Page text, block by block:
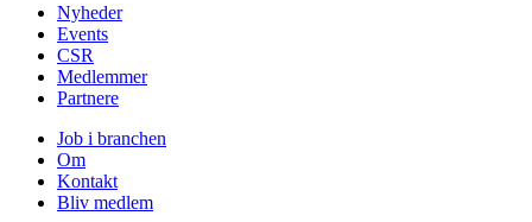
Nyheder
Events
CSR
Medlemmer
Partnere
Job i branchen
Om
Kontakt
Bliv medlem